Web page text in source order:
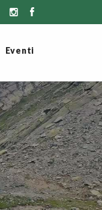
Eventi